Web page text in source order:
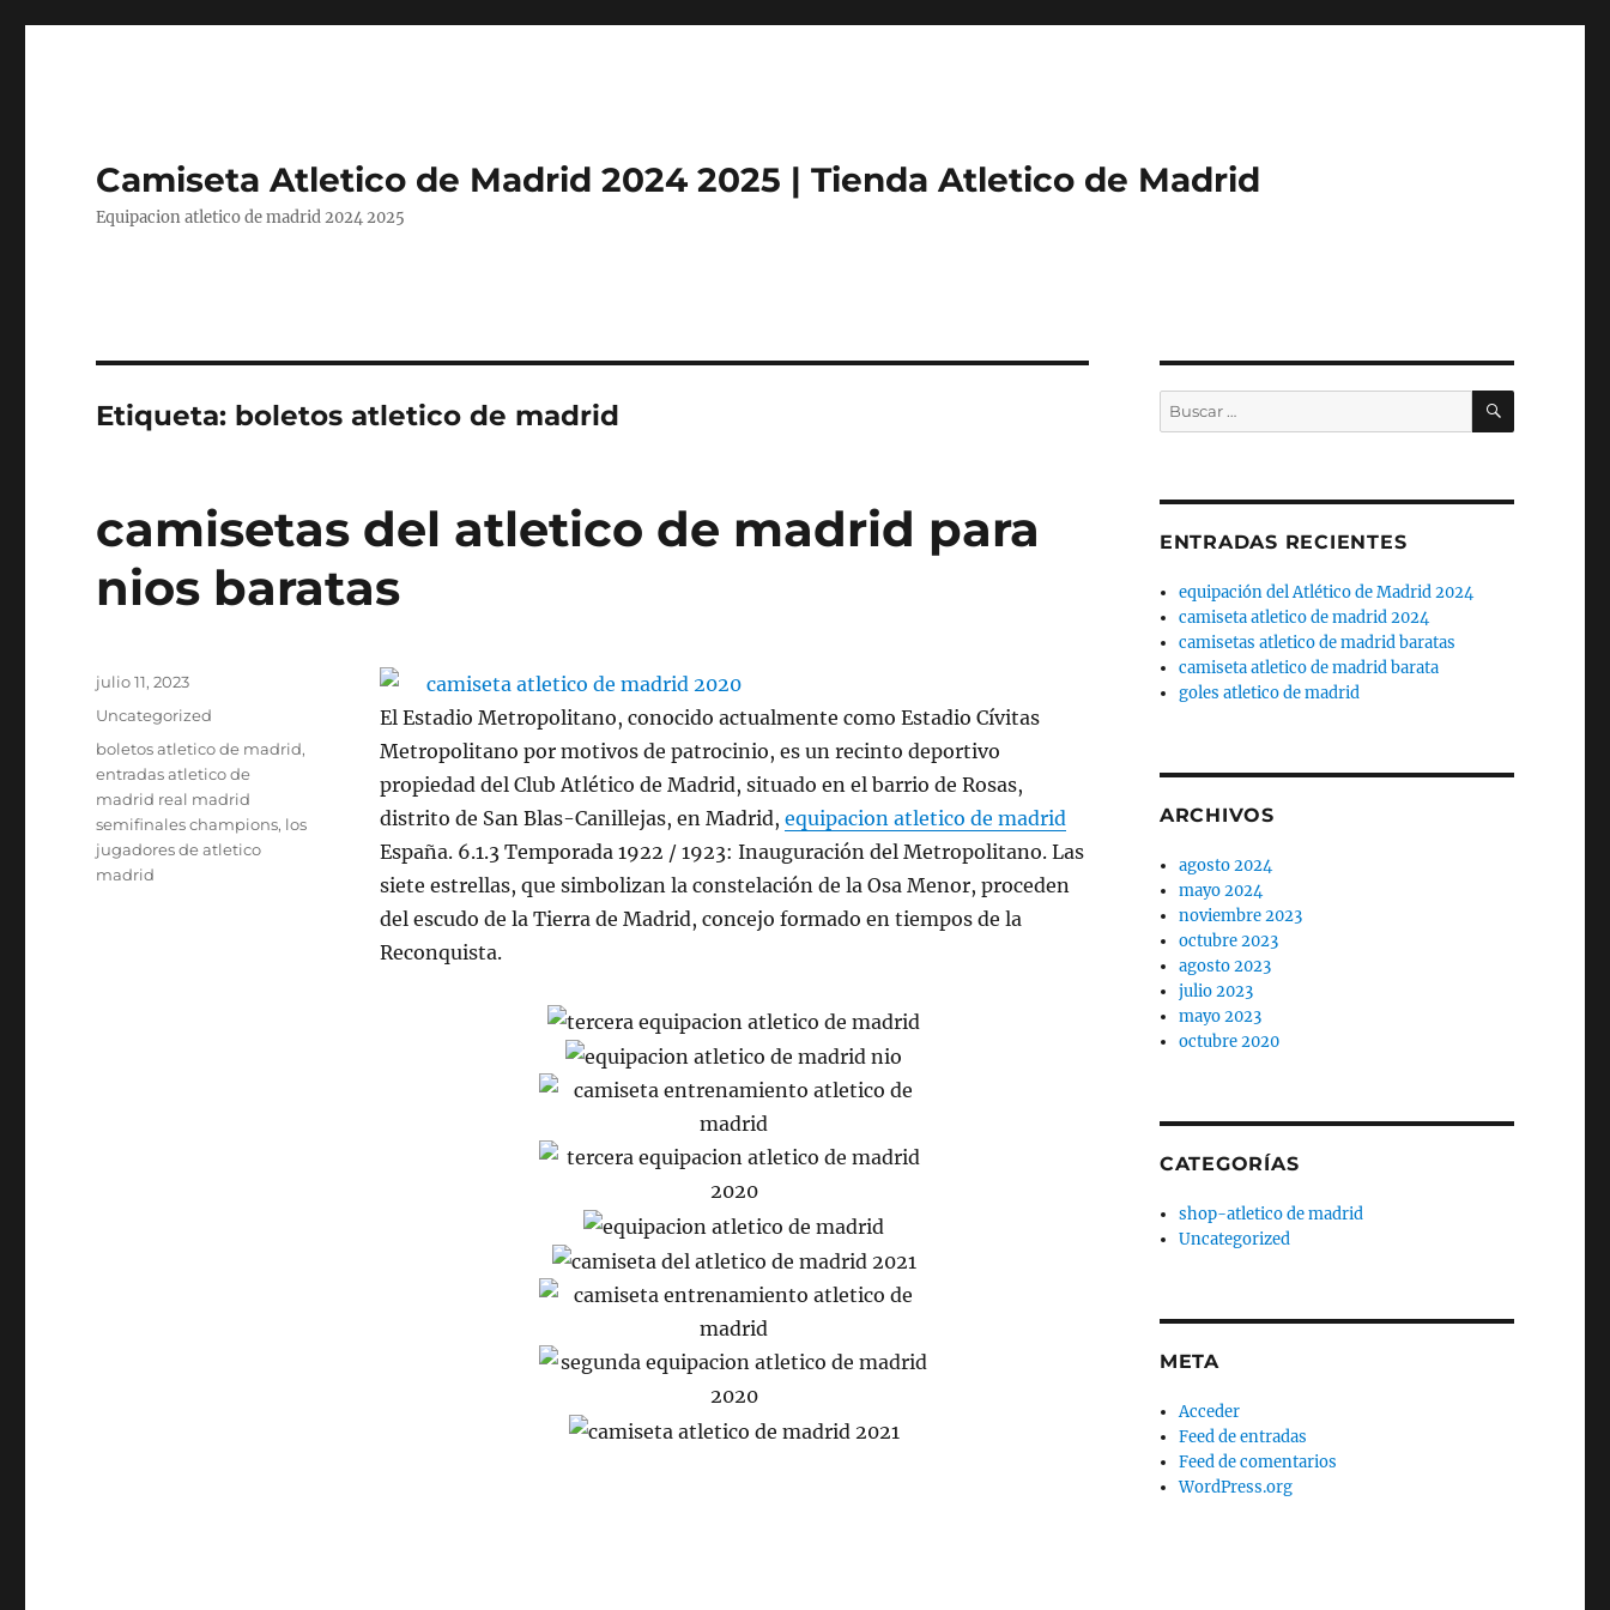
Camiseta Atletico de Madrid 2024 2025 | Tienda Atletico de Madrid
Equipacion atletico de madrid 2024 2025
Etiqueta: boletos atletico de madrid
camisetas del atletico de madrid para
nios baratas
El Estadio Metropolitano, conocido actualmente como Estadio Cívitas
Metropolitano por motivos de patrocinio, es un recinto deportivo
propiedad del Club Atlético de Madrid, situado en el barrio de Rosas,
distrito de San Blas-Canillejas, en Madrid, equipacion atletico de madrid
España. 6.1.3 Temporada 1922 / 1923: Inauguración del Metropolitano. Las
siete estrellas, que simbolizan la constelación de la Osa Menor, proceden
del escudo de la Tierra de Madrid, concejo formado en tiempos de la
Reconquista.
Publicado
julio 11, 2023
Categorías
Uncategorized
Etiquetas
boletos atletico de madrid,
entradas atletico de
madrid real madrid
semifinales champions, los
jugadores de atletico
madrid
Buscar
por:
BUSCAR
ENTRADAS RECIENTES
equipación del Atlético de Madrid 2024
camiseta atletico de madrid 2024
camisetas atletico de madrid baratas
camiseta atletico de madrid barata
goles atletico de madrid
ARCHIVOS
agosto 2024
mayo 2024
noviembre 2023
octubre 2023
agosto 2023
julio 2023
mayo 2023
octubre 2020
CATEGORÍAS
shop-atletico de madrid
Uncategorized
META
Acceder
Feed de entradas
Feed de comentarios
WordPress.org